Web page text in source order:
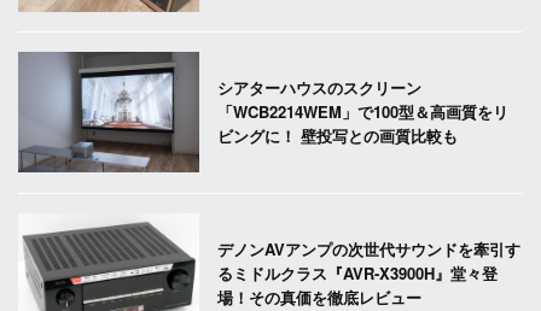
シアターハウスのスクリーン
「WCB2214WEM」で100型＆高画質をリ
ビングに！ 壁投写との画質比較も
デノンAVアンプの次世代サウンドを牽引す
るミドルクラス『AVR-X3900H』堂々登
場！その真価を徹底レビュー